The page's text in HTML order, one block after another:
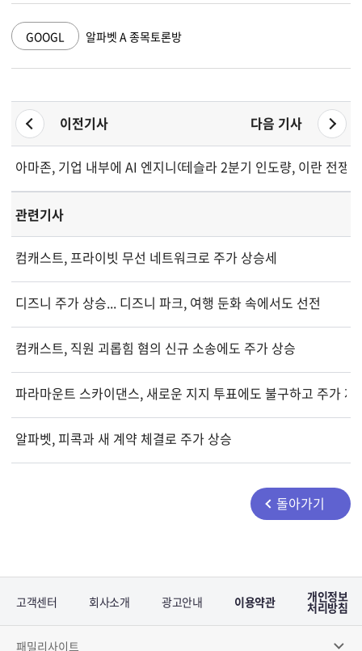
GOOGL 알파벳 A 종목토론방
이전기사 다음 기사
아마존, 기업 내부에 AI 엔지니어 배치 위해 10억 달러 투자
테슬라 2분기 인도량, 이란 전쟁
관련기사
컴캐스트, 프라이빗 무선 네트워크로 주가 상승세
디즈니 주가 상승... 디즈니 파크, 여행 둔화 속에서도 선전
컴캐스트, 직원 괴롭힘 혐의 신규 소송에도 주가 상승
파라마운트 스카이댄스, 새로운 지지 투표에도 불구하고 주가 재
알파벳, 피콕과 새 계약 체결로 주가 상승
돌아가기
고객센터 회사소개 광고안내 이용약관 개인정보
처리방침
패밀리사이트